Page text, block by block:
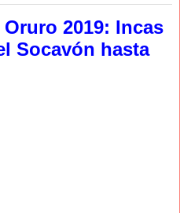
2019: Incas
Socavón hasta